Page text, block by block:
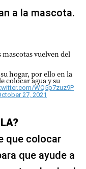
a la mascota.
mascotas vuelven del
hogar, por ello en la
colocar agua y su
WQ5p7zuz9P
27, 2021
que colocar
que ayude a